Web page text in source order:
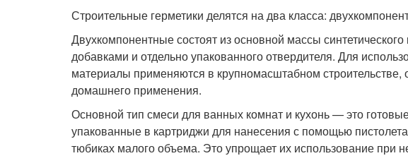
Строительные герметики делятся на два класса:
Двухкомпонентные состоят из основной массы
добавками и отдельно упакованного отвердителя. Для
материалы применяются в крупномасштабном строительстве,
домашнего применения.
Основной тип смеси для ванных комнат и кухонь — это
упакованные в картриджи для нанесения с помощью
тюбиках малого объема. Это упрощает их использование при